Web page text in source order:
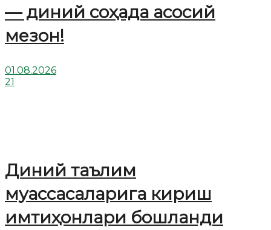
— диний соҳада асосий
мезон!
01.08.2026
21
Диний таълим
муассасаларига кириш
имтиҳонлари бошланди